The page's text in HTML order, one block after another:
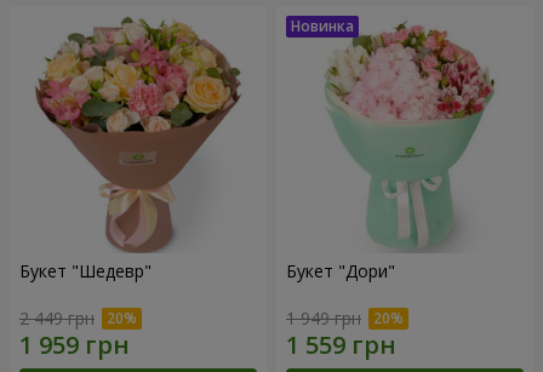
Букет "Шедевр"
2 449 грн
Букет "Дори"
1 949 грн